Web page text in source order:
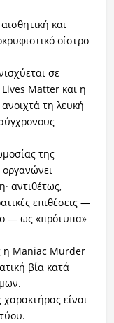
και
οίστρο
σε
Matter και η
τη λευκή
της
αντιθέτως,
επιθέσεις —
— ως «πρότυπα»
η Maniac Murder
βία κατά
είναι